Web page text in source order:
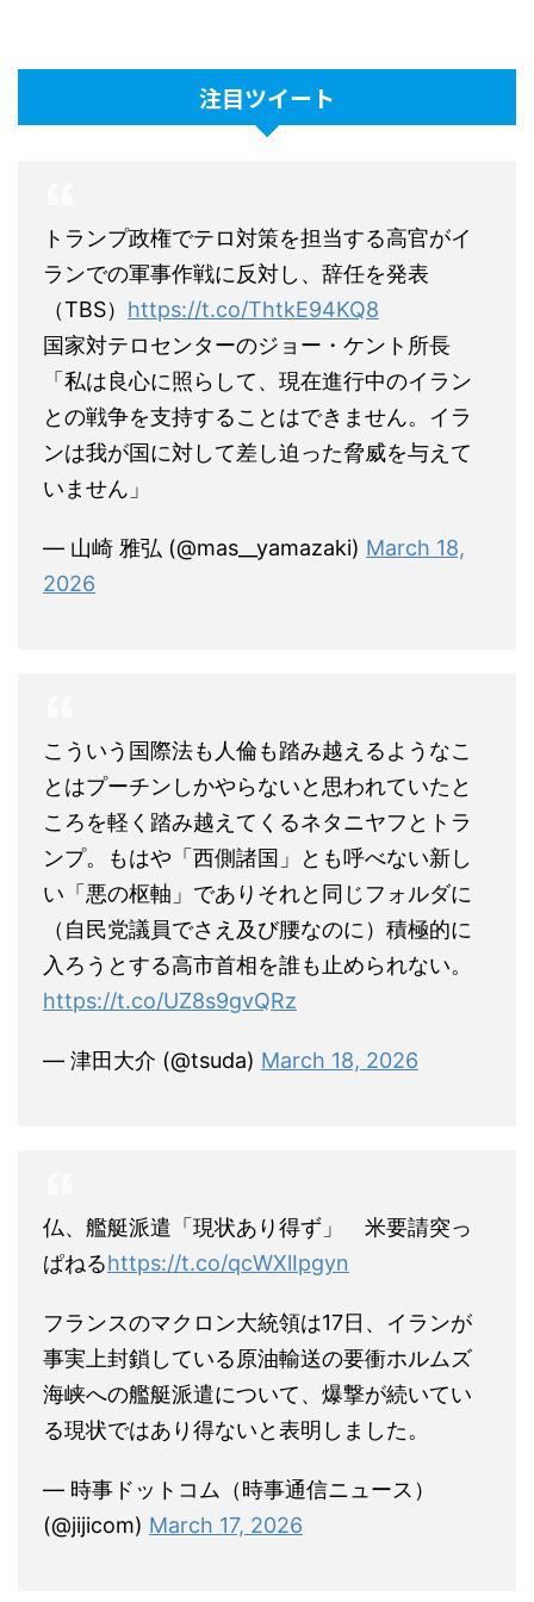
注目ツイート
トランプ政権でテロ対策を担当する高官がイ
ランでの軍事作戦に反対し、辞任を発表
（TBS） https://t.co/ThtkE94KQ8
国家対テロセンターのジョー・ケント所長
「私は良心に照らして、現在進行中のイラン
との戦争を支持することはできません。イラ
ンは我が国に対して差し迫った脅威を与えて
いません」
— 山崎 雅弘 (@mas__yamazaki) March 18,
2026
こういう国際法も人倫も踏み越えるようなこ
とはプーチンしかやらないと思われていたと
ころを軽く踏み越えてくるネタニヤフとトラ
ンプ。もはや「西側諸国」とも呼べない新し
い「悪の枢軸」でありそれと同じフォルダに
（自民党議員でさえ及び腰なのに）積極的に
入ろうとする高市首相を誰も止められない。
https://t.co/UZ8s9gvQRz
— 津田大介 (@tsuda) March 18, 2026
仏、艦艇派遣「現状あり得ず」 米要請突っ
ぱねるhttps://t.co/qcWXlIpgyn
フランスのマクロン大統領は17日、イランが
事実上封鎖している原油輸送の要衝ホルムズ
海峡への艦艇派遣について、爆撃が続いてい
る現状ではあり得ないと表明しました。
— 時事ドットコム（時事通信ニュース）
(@jijicom) March 17, 2026